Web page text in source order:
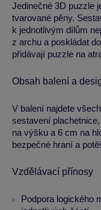
Jedinečné 3D puzzle
tvarované pěny.
k jednotlivým dílům
z archu a poskládat
přidávají puzzle na
Obsah balení a
V balení najdete
sestavení
na výšku a 6 cm na
bezpečné hraní a
Vzdělávací přínosy
Podpora logického